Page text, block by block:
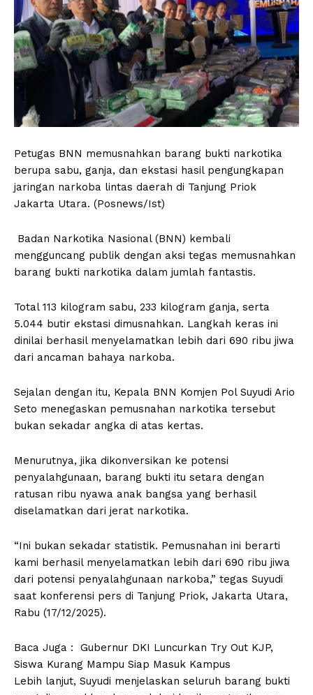
Petugas BNN memusnahkan barang bukti narkotika
berupa sabu, ganja, dan ekstasi hasil pengungkapan
jaringan narkoba lintas daerah di Tanjung Priok
Jakarta Utara. (Posnews/Ist)
Badan Narkotika Nasional (BNN) kembali
mengguncang publik dengan aksi tegas memusnahkan
barang bukti narkotika dalam jumlah fantastis.
Total 113 kilogram sabu, 233 kilogram ganja, serta
5.044 butir ekstasi dimusnahkan. Langkah keras ini
dinilai berhasil menyelamatkan lebih dari 690 ribu jiwa
dari ancaman bahaya narkoba.
Sejalan dengan itu, Kepala BNN Komjen Pol Suyudi Ario
Seto menegaskan pemusnahan narkotika tersebut
bukan sekadar angka di atas kertas.
Menurutnya, jika dikonversikan ke potensi
penyalahgunaan, barang bukti itu setara dengan
ratusan ribu nyawa anak bangsa yang berhasil
diselamatkan dari jerat narkotika.
“Ini bukan sekadar statistik. Pemusnahan ini berarti
kami berhasil menyelamatkan lebih dari 690 ribu jiwa
dari potensi penyalahgunaan narkoba,” tegas Suyudi
saat konferensi pers di Tanjung Priok, Jakarta Utara,
Rabu (17/12/2025).
Baca Juga :
Gubernur DKI Luncurkan Try Out KJP,
Siswa Kurang Mampu Siap Masuk Kampus
Lebih lanjut, Suyudi menjelaskan seluruh barang bukti